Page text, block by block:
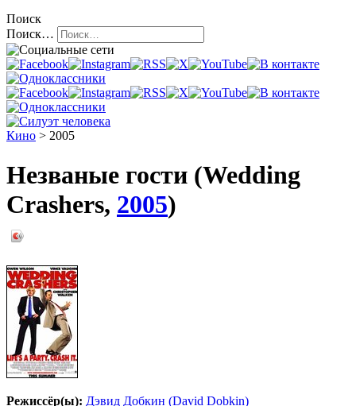
Поиск
Поиск…
Кино > 2005
Незваные гости (Wedding
Crashers, 2005)
Режиссёр(ы): Дэвид Добкин (David Dobkin)